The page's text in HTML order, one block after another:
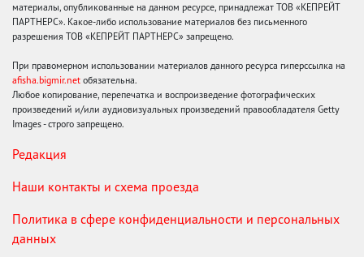
материалы, опубликованные на данном ресурсе, принадлежат ТОВ «КЕПРЕЙТ
ПАРТНЕРС». Какое-либо использование материалов без письменного
разрешения ТОВ «КЕПРЕЙТ ПАРТНЕРС» запрещено.
При правомерном использовании материалов данного ресурса гиперссылка на
afisha.bigmir.net обязательна.
Любое копирование, перепечатка и воспроизведение фотографических
произведений и/или аудиовизуальных произведений правообладателя Getty
Images - строго запрещено.
Редакция
Наши контакты и схема проезда
Политика в сфере конфиденциальности и персональных
данных